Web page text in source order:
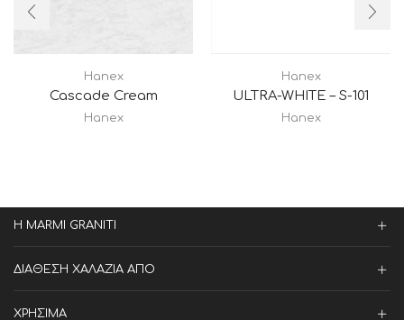
Hanex
Cascade Cream
Hanex
Hanex
ULTRA-WHITE – S-101
Hanex
Η MARMI GRANITI
ΔΙΑΘΕΣΗ ΧΑΛΑΖΙΑ ΑΠΟ
ΧΡΗΣΙΜΑ